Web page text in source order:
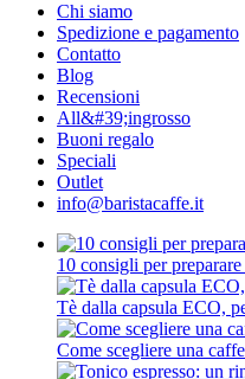
Chi siamo
Spedizione e pagamento
Contatto
Blog
Recensioni
All&#39;ingrosso
Buoni regalo
Speciali
Outlet
info@baristacaffe.it
10 consigli per
Tè dalla capsula ECO,
Come scegliere una